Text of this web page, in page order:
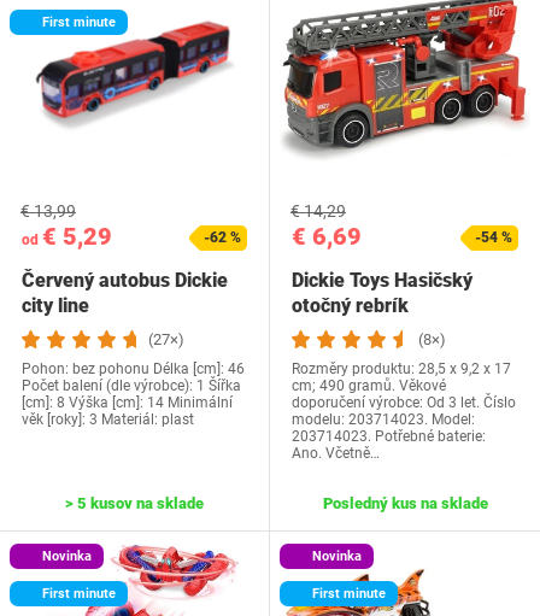
First minute
od € 5,29
€ 13,99
-62 %
Červený autobus Dickie
city line
(27×)
Pohon: bez pohonu Délka [cm]: 46
Počet balení (dle výrobce): 1 Šířka
[cm]: 8 Výška [cm]: 14 Minimální
věk [roky]: 3 Materiál: plast
> 5 kusov na sklade
€ 6,69
€ 14,29
-54 %
Dickie Toys Hasičský
otočný rebrík
(8×)
Rozměry produktu: 28,5 x 9,2 x 17
cm; 490 gramů. Věkové
doporučení výrobce: Od 3 let. Číslo
modelu: 203714023. Model:
203714023. Potřebné baterie:
Ano. Včetně…
Posledný kus na sklade
Novinka
First minute
Novinka
First minute